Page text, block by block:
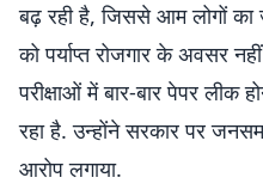
बढ़ रही है, जिससे आम लोगों का
को पर्याप्त रोजगार के अवसर
परीक्षाओं में बार-बार पेपर लीक
रहा है. उन्होंने सरकार पर
आरोप लगाया.